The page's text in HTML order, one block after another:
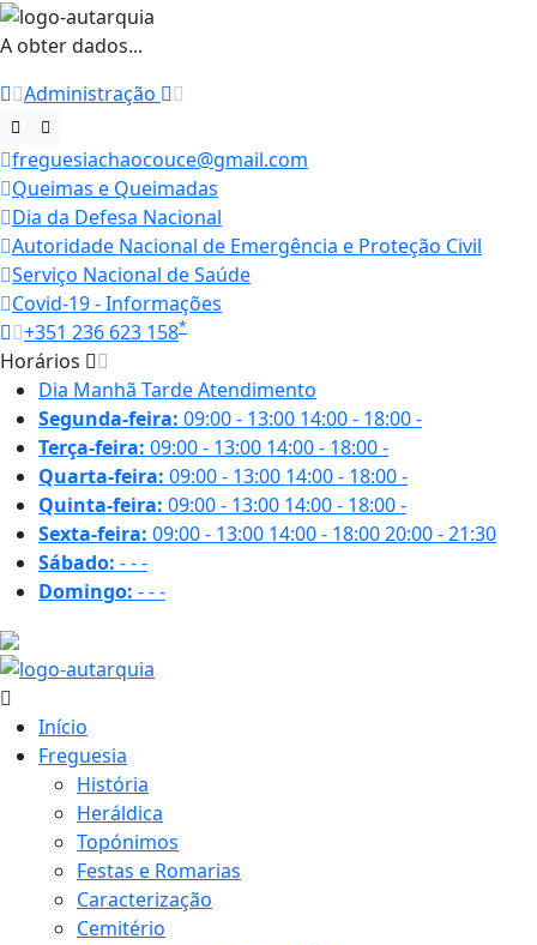
A obter dados...
Administração
freguesiachaocouce@gmail.com
Queimas e Queimadas
Dia da Defesa Nacional
Autoridade Nacional de Emergência e Proteção Civil
Serviço Nacional de Saúde
Covid-19 - Informações
+351 236 623 158*
Horários
Dia Manhã TardeAtendimento
Segunda-feira: 09:00 - 13:00 14:00 - 18:00-
Terça-feira: 09:00 - 13:00 14:00 - 18:00-
Quarta-feira: 09:00 - 13:00 14:00 - 18:00-
Quinta-feira: 09:00 - 13:00 14:00 - 18:00-
Sexta-feira: 09:00 - 13:00 14:00 - 18:0020:00 - 21:30
Sábado: ---
Domingo: ---
Início
Freguesia
História
Heráldica
Topónimos
Festas e Romarias
Caracterização
Cemitério